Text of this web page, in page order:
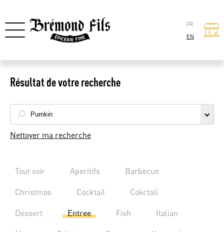
FR
EN
Résultat de votre recherche
Nettoyer ma recherche
Tout voir Aperitifs Barbecue
Christmas Cocktail Cokctail
Dessert Entree Fish Italian